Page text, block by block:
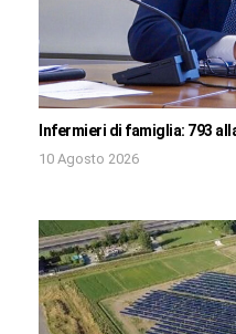
Infermieri di famiglia: 793
10 Agosto 2026